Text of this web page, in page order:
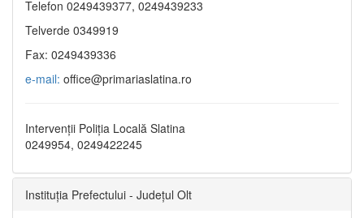
Telefon 0249439377, 0249439233
Telverde 0349919
Fax: 0249439336
e-mail: office@primariaslatina.ro
Intervenții Poliția Locală Slatina
0249954, 0249422245
Instituția Prefectului - Județul Olt